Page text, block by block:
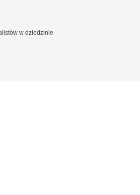
w dziedzinie